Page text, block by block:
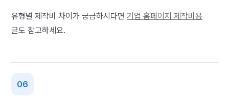
유형별 제작비 차이가 궁금하시다면기업 홈페이지 제작비용
글도 참고하세요.